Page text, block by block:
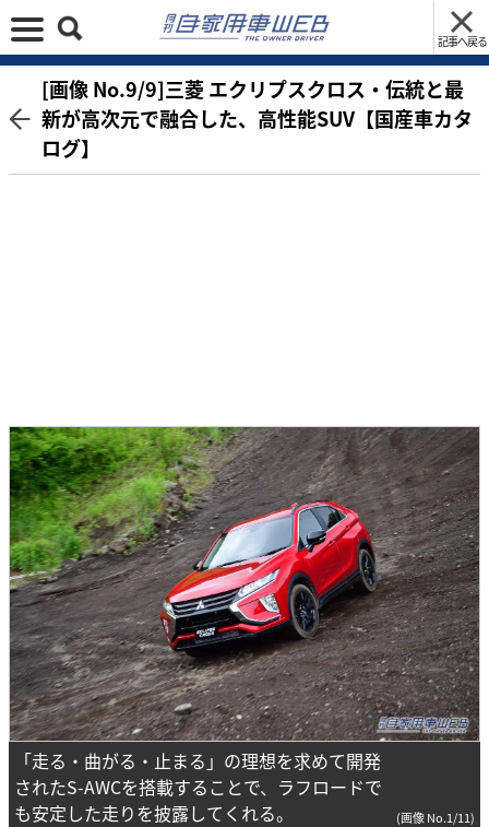
記事へ戻る
[画像 No.9/9]三菱 エクリプスクロス・伝統と最
新が高次元で融合した、高性能SUV【国産車カタ
ログ】
「走る・曲がる・止まる」の理想を求めて開発
されたS-AWCを搭載することで、ラフロードで
も安定した走りを披露してくれる。
(画像 No.1/11)